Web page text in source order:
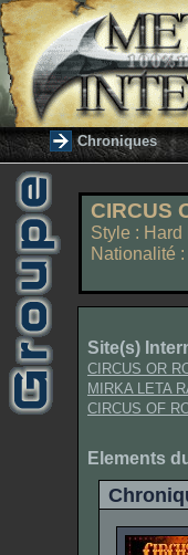
Chroniques
CIRCUS
Style : Hard
Nationalité
Site(s)
CIRCUS OR
MIRKA LETA
CIRCUS OF
Elements